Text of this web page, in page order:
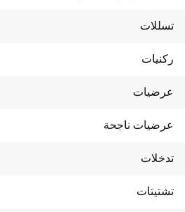
تسللات
ركنيات
عرضيات
عرضيات ناجحة
تدخلات
تشتيتات